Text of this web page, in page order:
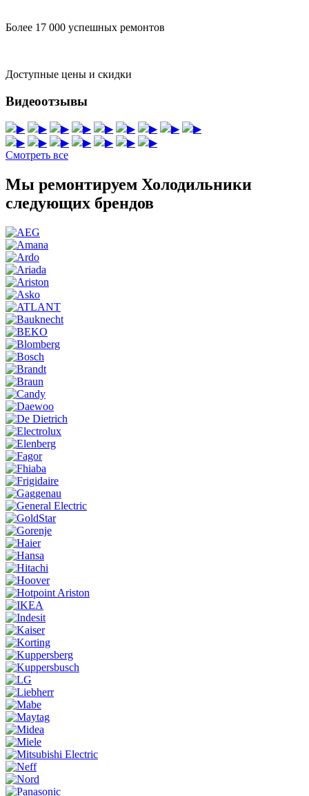
Более 17 000 успешных ремонтов
Доступные цены и скидки
Видеоотзывы
▶ ▶ ▶ ▶ ▶ ▶ ▶ ▶
▶
▶
▶ ▶ ▶ ▶ ▶
▶
Смотреть все
Мы ремонтируем Холодильники
следующих брендов